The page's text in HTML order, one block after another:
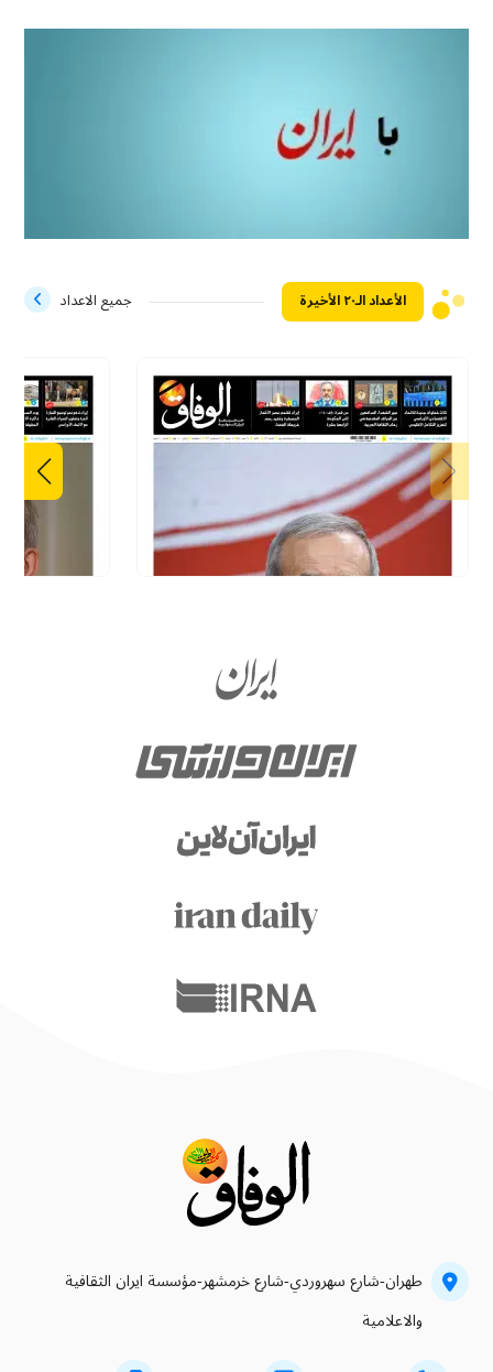
الأعداد الـ۲۰ الأخيرة جميع الاعداد
طهران-شارع سهروردي-شارع خرمشهر-مؤسسة ايران الثقافية
والاعلامية